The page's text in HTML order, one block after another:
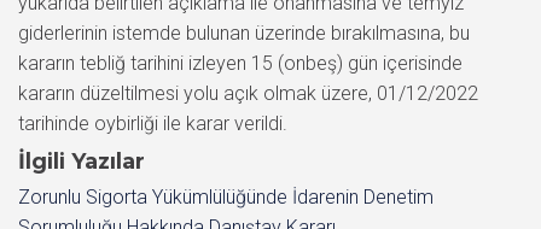
İlgili Yazılar
Zorunlu Sigorta Yükümlülüğünde İdarenin Denetim